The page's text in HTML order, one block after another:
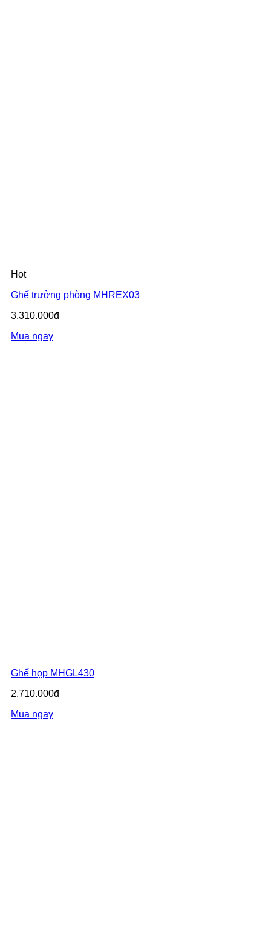
Hot
Ghế trưởng phòng MHREX03
3.310.000đ
Mua ngay
Ghế họp MHGL430
2.710.000đ
Mua ngay